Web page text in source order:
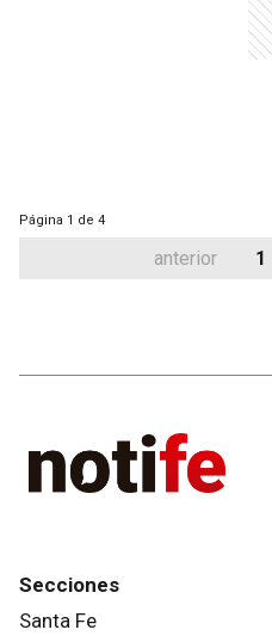
Página 1 de 4
anterior 1
Secciones
Santa Fe